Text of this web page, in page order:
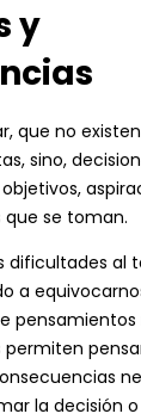
y
que no
sino,
se toman.
dificultades al
a
pensamientos
permiten
la decisión